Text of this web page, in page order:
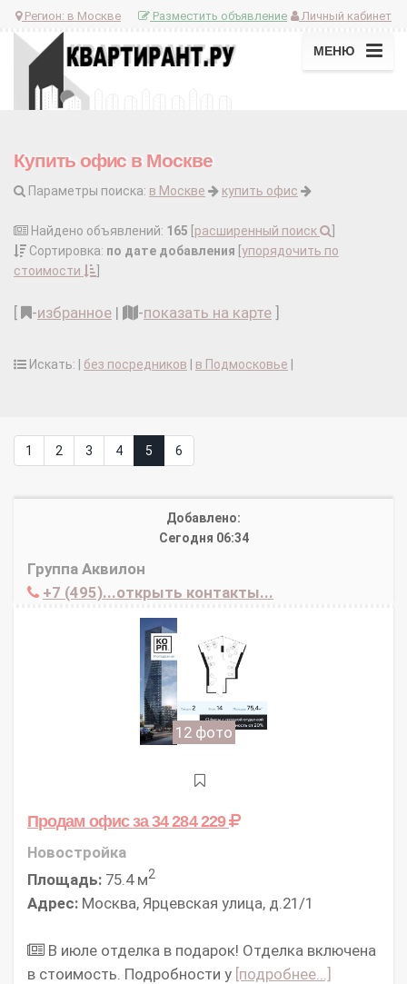
Регион: в Москве Личный кабинет
Разместить объявление
МЕНЮ
Купить офис в Москве
Параметры поиска: в Москве купить офис
Найдено объявлений: 165 расширенный поиск
Сортировка: по дате добавления упорядочить по
стоимости
-избранное | -показать на карте
Искать: | без посредников в Подмосковье
1 2 3 4 5 6
Добавлено:
Сегодня 06:34
Группа Аквилон
+7 (495)...открыть контакты...
12 фото
Продам офисза 34 284 229
Новостройка
Площадь: 75.4 м2
Адрес: Москва, Ярцевская улица, д.21/1
В июле отделка в подарок! Отделка включена
в стоимость. Подробности у [подробнее...]